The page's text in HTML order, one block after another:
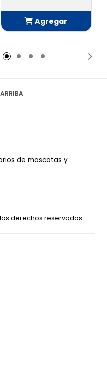
Agregar
de mascotas y
los derechos reservados.